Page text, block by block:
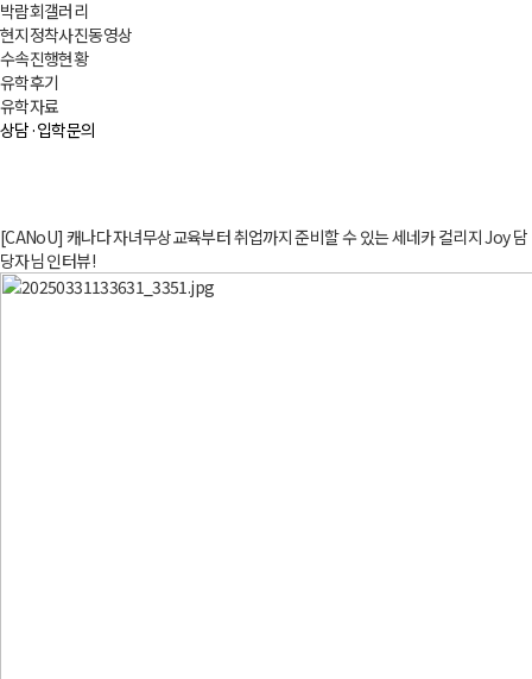
박람회갤러리
현지정착사진동영상
수속진행현황
유학후기
유학자료
상담·입학문의
[CANoU] 캐나다 자녀무상교육부터 취업까지 준비할 수 있는 세네카 컬리지 Joy 담
당자님 인터뷰!